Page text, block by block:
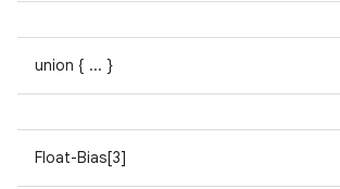
union { ... }
Float-Bias[3]